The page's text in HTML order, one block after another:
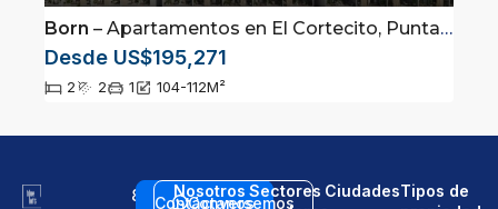
Born – Apartamentos en El Cortecito, Punta Cana.
Desde US$195,271
2 2 1 104-112M²
8
Contáctanos
Conversemos
Nosotros Sectores CiudadesTipos de